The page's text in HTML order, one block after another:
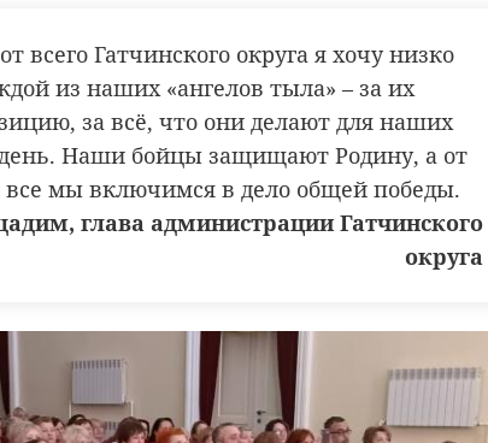
всего Гатчинского округа я хочу низко
из наших «ангелов тыла» – за их
за всё, что они делают для наших
Наши бойцы защищают Родину, а от
все мы включимся в дело общей победы.
глава администрации Гатчинского
округа
явление, также требуется яркий источник
в ледяных частицах, создавая световой